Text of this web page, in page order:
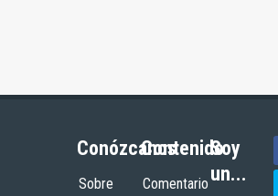
Conózcanos
Sobre
Contenido
Comentario
Soy
un...